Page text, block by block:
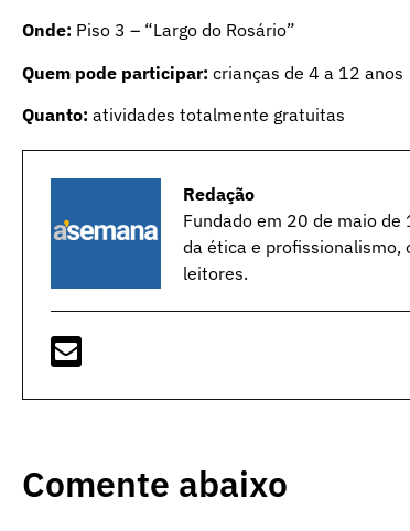
Onde: Piso 3 – “Largo do Rosário”
Quem pode participar: crianças de 4 a 12 anos
Quanto: atividades totalmente gratuitas
Redação
Fundado em 20 de maio
da ética e
leitores.
Comente abaixo